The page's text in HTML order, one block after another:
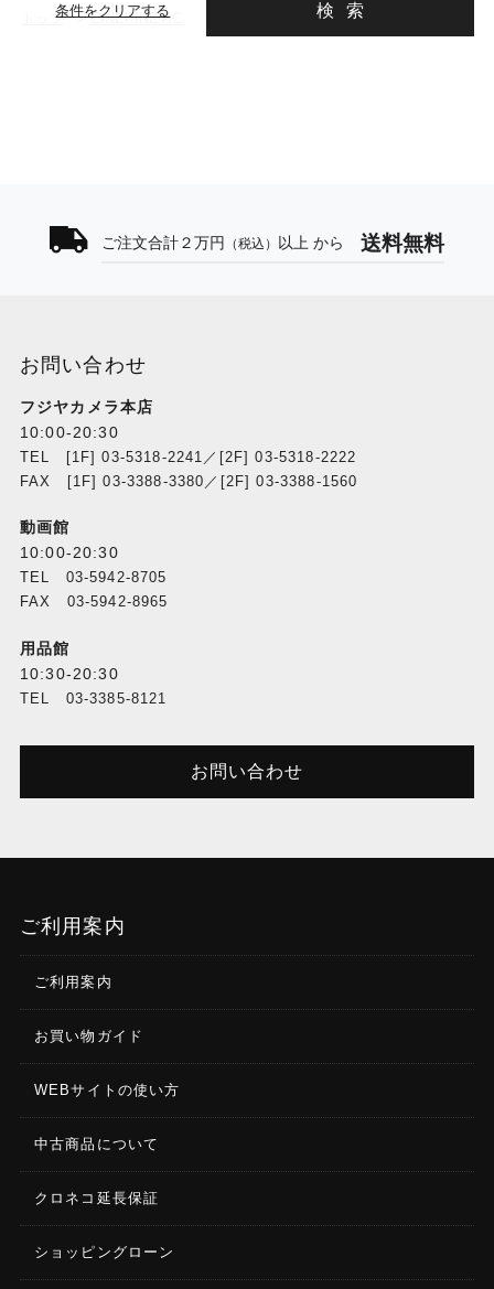
検索
条件をクリアする
トップ >CINEKINETIC
ご注文合計２万円 （税込） 以上 から 送料無料
お問い合わせ
フジヤカメラ本店
10:00-20:30
TEL [1F] 03-5318-2241／[2F] 03-5318-2222
FAX [1F] 03-3388-3380／[2F] 03-3388-1560
動画館
10:00-20:30
TEL 03-5942-8705
FAX 03-5942-8965
用品館
10:30-20:30
TEL 03-3385-8121
お問い合わせ
ご利用案内
ご利用案内
お買い物ガイド
WEBサイトの使い方
中古商品について
クロネコ延長保証
ショッピングローン